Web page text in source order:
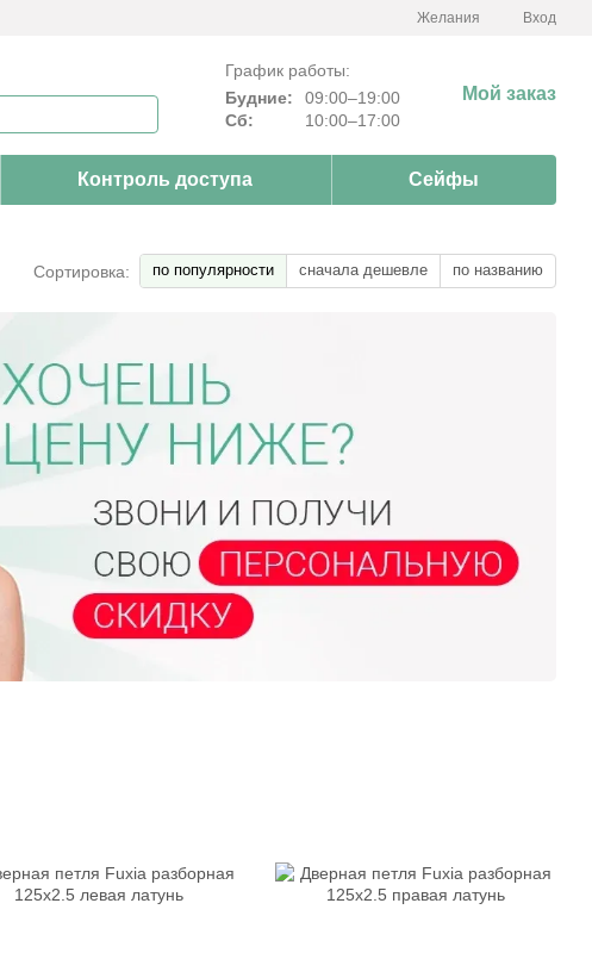
Желания Вход
График работы:
Будние:
09:00–19:00
Сб:
10:00–17:00
Мой заказ
Контроль доступа Сейфы
Сортировка: по популярности сначала дешевле по названию